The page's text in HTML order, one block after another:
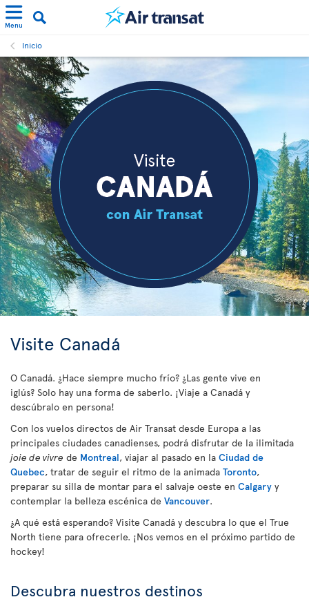
Menu
Inicio
Visite Canadá
O Canadá. ¿Hace siempre mucho frío? ¿Las gente vive en
iglús? Solo hay una forma de saberlo. ¡Viaje a Canadá y
descúbralo en persona!
Con los vuelos directos de Air Transat desde Europa a las
principales ciudades canadienses, podrá disfrutar de la ilimitada
joie de vivre de Montreal, viajar al pasado en la Ciudad de
Quebec, tratar de seguir el ritmo de la animada Toronto,
preparar su silla de montar para el salvaje oeste en Calgary y
contemplar la belleza escénica de Vancouver.
¿A qué está esperando? Visite Canadá y descubra lo que el True
North tiene para ofrecerle. ¡Nos vemos en el próximo partido de
hockey!
Descubra nuestros destinos